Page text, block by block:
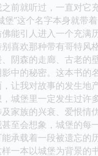
前就听过，一直对它
堡”这个名字本身就带
能引人进入一个充满
喜欢那种带有哥特风
阴森的走廊、古老的
中的秘密。这本书的
让我对故事的发生地
城堡里一定发生过许
家族的兴衰、爱恨情
至会想象，城堡的每
承载着一段被遗忘的
一本以城堡为背景的